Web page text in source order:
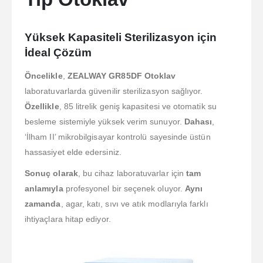
Yüksek Kapasiteli Sterilizasyon için
İdeal Çözüm
Öncelikle, ZEALWAY GR85DF Otoklav
laboratuvarlarda güvenilir sterilizasyon sağlıyor.
Özellikle, 85 litrelik geniş kapasitesi ve otomatik su
besleme sistemiyle yüksek verim sunuyor. Dahası,
‘İlham II’ mikrobilgisayar kontrolü sayesinde üstün
hassasiyet elde edersiniz.
Sonuç olarak, bu cihaz laboratuvarlar içintam
anlamıylaprofesyonel bir seçenek oluyor. Aynı
zamanda, agar, katı, sıvı ve atık modlarıyla farklı
ihtiyaçlara hitap ediyor.